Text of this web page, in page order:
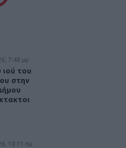
7:48 μμ
του
στην
10:11 πμ